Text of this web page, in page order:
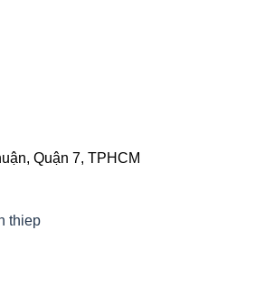
Quận 7, TPHCM
thiep